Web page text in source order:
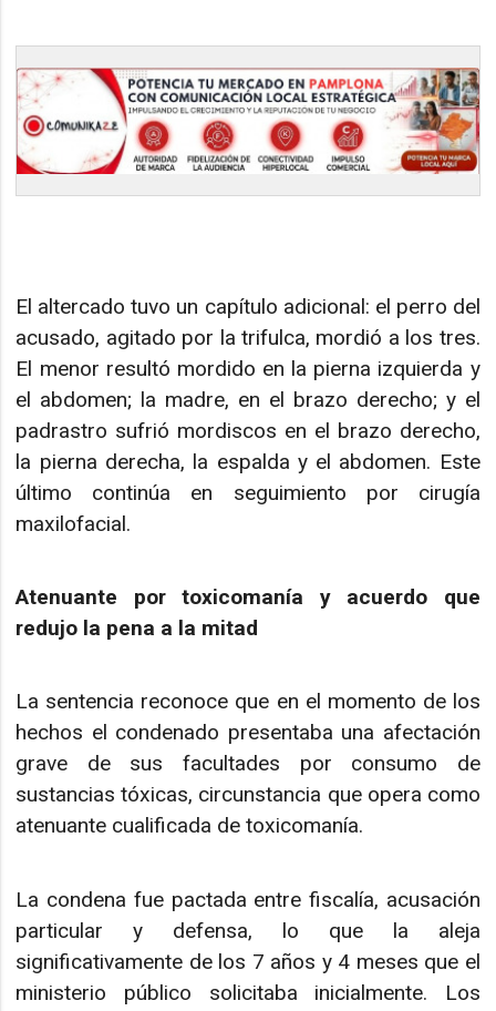
El altercado tuvo un capítulo adicional: el perro del
acusado, agitado por la trifulca, mordió a los tres.
El menor resultó mordido en la pierna izquierda y
el abdomen; la madre, en el brazo derecho; y el
padrastro sufrió mordiscos en el brazo derecho,
la pierna derecha, la espalda y el abdomen. Este
último continúa en seguimiento por cirugía
maxilofacial.
Atenuante por toxicomanía y acuerdo que
redujo la pena a la mitad
La sentencia reconoce que en el momento de los
hechos el condenado presentaba una afectación
grave de sus facultades por consumo de
sustancias tóxicas, circunstancia que opera como
atenuante cualificada de toxicomanía.
La condena fue pactada entre fiscalía, acusación
particular y defensa, lo que la aleja
significativamente de los 7 años y 4 meses que el
ministerio público solicitaba inicialmente. Los